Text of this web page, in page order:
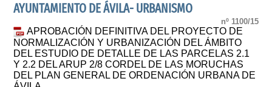
AYUNTAMIENTO DE ÁVILA- URBANISMO
nº 1100/15
APROBACIÓN DEFINITIVA DEL PROYECTO DE
NORMALIZACIÓN Y URBANIZACIÓN DEL ÁMBITO
DEL ESTUDIO DE DETALLE DE LAS PARCELAS 2.1
Y 2.2 DEL ARUP 2/8 CORDEL DE LAS MORUCHAS
DEL PLAN GENERAL DE ORDENACIÓN URBANA DE